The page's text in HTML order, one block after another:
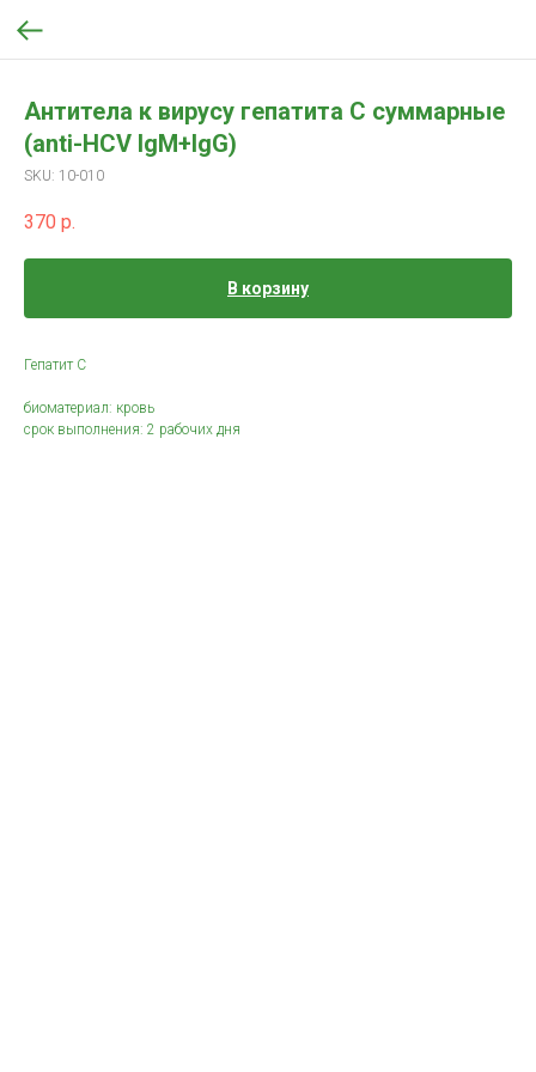
Антитела к вирусу гепатита С суммарные
(anti-HCV IgM+IgG)
SKU: 10-010
370 р.
В корзину
Гепатит C
биоматериал: кровь
срок выполнения: 2 рабочих дня